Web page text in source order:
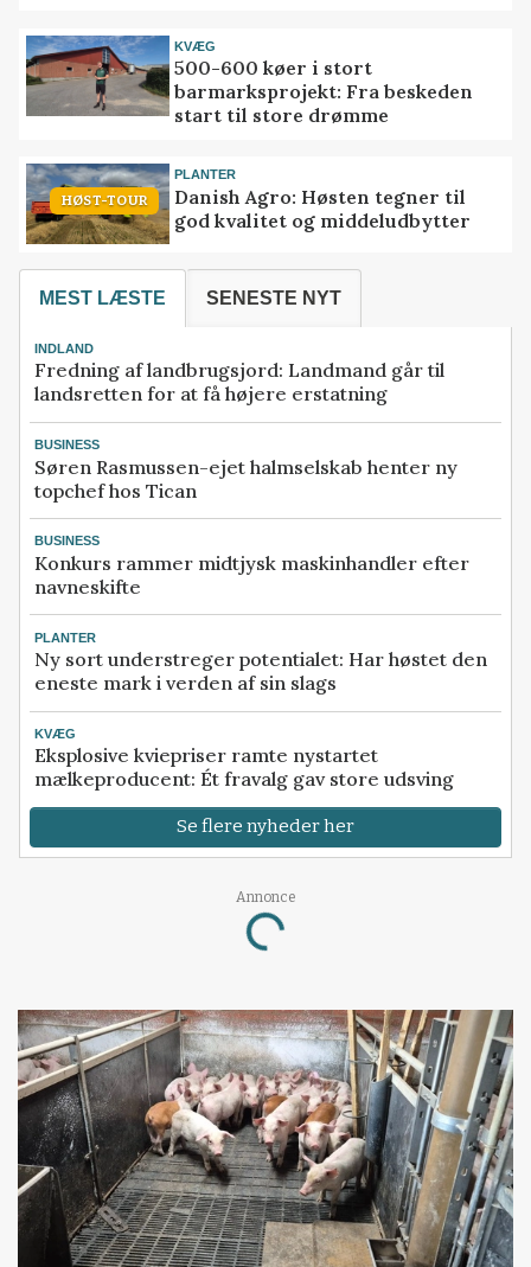
KVÆG
500-600 køer i stort
barmarksprojekt: Fra beskeden
start til store drømme
HØST-TOUR
PLANTER
Danish Agro: Høsten tegner til
god kvalitet og middeludbytter
MEST LÆSTE SENESTE NYT
INDLAND
Fredning af landbrugsjord: Landmand går til
landsretten for at få højere erstatning
BUSINESS
Søren Rasmussen-ejet halmselskab henter ny
topchef hos Tican
BUSINESS
Konkurs rammer midtjysk maskinhandler efter
navneskifte
PLANTER
Ny sort understreger potentialet: Har høstet den
eneste mark i verden af sin slags
KVÆG
Eksplosive kviepriser ramte nystartet
mælkeproducent: Ét fravalg gav store udsving
Se flere nyheder her
Annonce
Loading...